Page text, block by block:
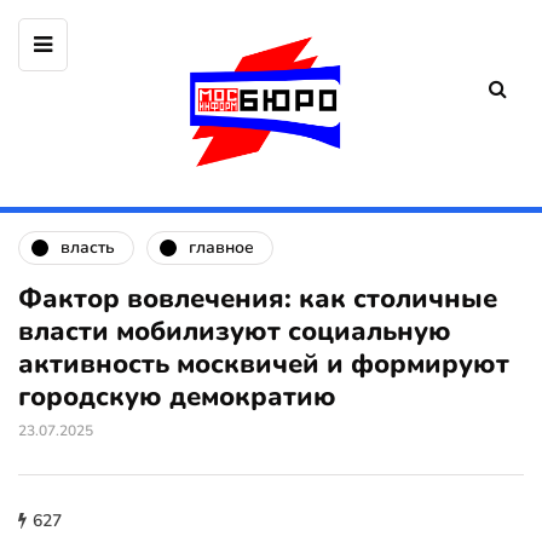
власть главное
Фактор вовлечения: как столичные
власти мобилизуют социальную
активность москвичей и формируют
городскую демократию
23.07.2025
627